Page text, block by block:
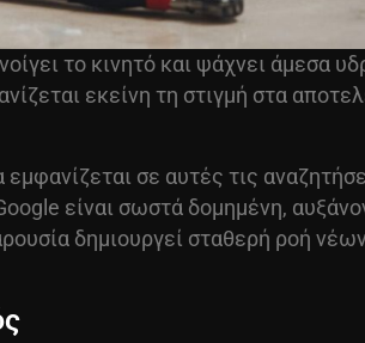
το κινητό και ψάχνει άμεσα
εκείνη τη στιγμή στα
σε αυτές τις
είναι σωστά δομημένη,
δημιουργεί σταθερή ροή